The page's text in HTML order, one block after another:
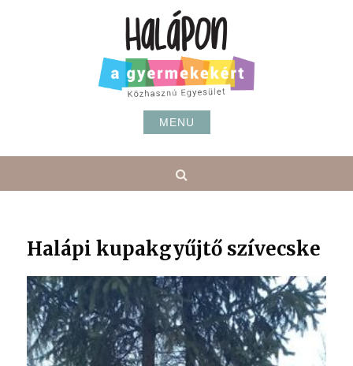
MENU
Halápi kupakgyűjtő szívecske